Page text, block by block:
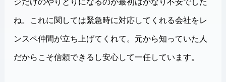
ジだけのやりとりになるのが最初はかなり不安でした
ね。これに関しては緊急時に対応してくれる会社をレ
ンスペ仲間が立ち上げてくれて。元から知っていた人
だからこそ信頼できるし安心して一任しています。